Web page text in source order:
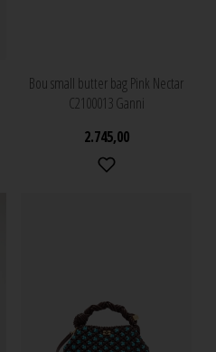
Bou small butter bag Pink Nectar
C2100013 Ganni
2.745,00